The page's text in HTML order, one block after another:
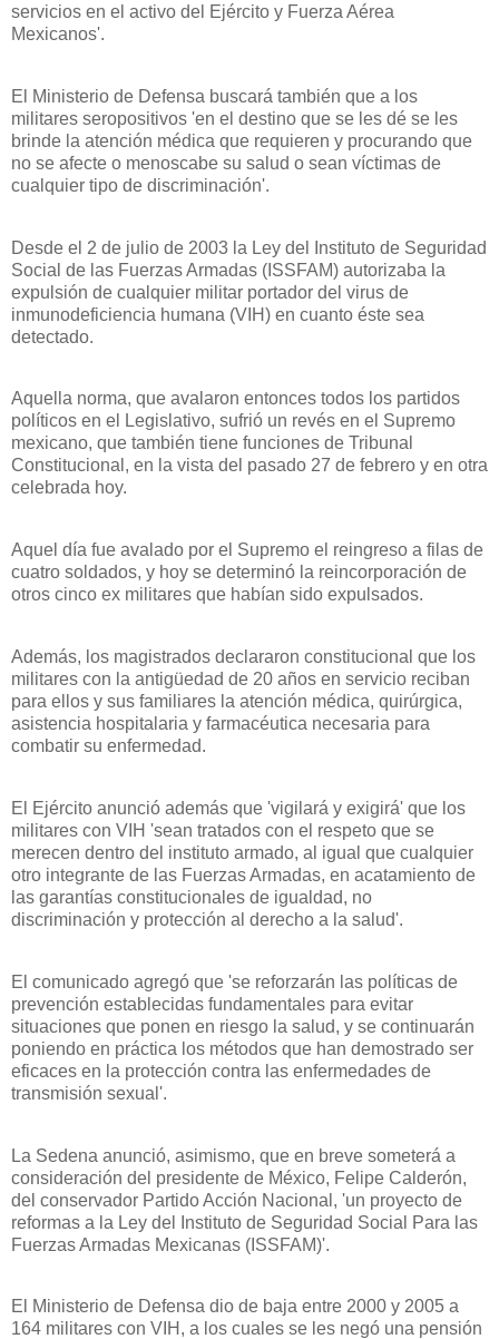
servicios en el activo del Ejército y Fuerza Aérea
Mexicanos'.
El Ministerio de Defensa buscará también que a los
militares seropositivos 'en el destino que se les dé se les
brinde la atención médica que requieren y procurando que
no se afecte o menoscabe su salud o sean víctimas de
cualquier tipo de discriminación'.
Desde el 2 de julio de 2003 la Ley del Instituto de Seguridad
Social de las Fuerzas Armadas (ISSFAM) autorizaba la
expulsión de cualquier militar portador del virus de
inmunodeficiencia humana (VIH) en cuanto éste sea
detectado.
Aquella norma, que avalaron entonces todos los partidos
políticos en el Legislativo, sufrió un revés en el Supremo
mexicano, que también tiene funciones de Tribunal
Constitucional, en la vista del pasado 27 de febrero y en otra
celebrada hoy.
Aquel día fue avalado por el Supremo el reingreso a filas de
cuatro soldados, y hoy se determinó la reincorporación de
otros cinco ex militares que habían sido expulsados.
Además, los magistrados declararon constitucional que los
militares con la antigüedad de 20 años en servicio reciban
para ellos y sus familiares la atención médica, quirúrgica,
asistencia hospitalaria y farmacéutica necesaria para
combatir su enfermedad.
El Ejército anunció además que 'vigilará y exigirá' que los
militares con VIH 'sean tratados con el respeto que se
merecen dentro del instituto armado, al igual que cualquier
otro integrante de las Fuerzas Armadas, en acatamiento de
las garantías constitucionales de igualdad, no
discriminación y protección al derecho a la salud'.
El comunicado agregó que 'se reforzarán las políticas de
prevención establecidas fundamentales para evitar
situaciones que ponen en riesgo la salud, y se continuarán
poniendo en práctica los métodos que han demostrado ser
eficaces en la protección contra las enfermedades de
transmisión sexual'.
La Sedena anunció, asimismo, que en breve someterá a
consideración del presidente de México, Felipe Calderón,
del conservador Partido Acción Nacional, 'un proyecto de
reformas a la Ley del Instituto de Seguridad Social Para las
Fuerzas Armadas Mexicanas (ISSFAM)'.
El Ministerio de Defensa dio de baja entre 2000 y 2005 a
164 militares con VIH, a los cuales se les negó una pensión